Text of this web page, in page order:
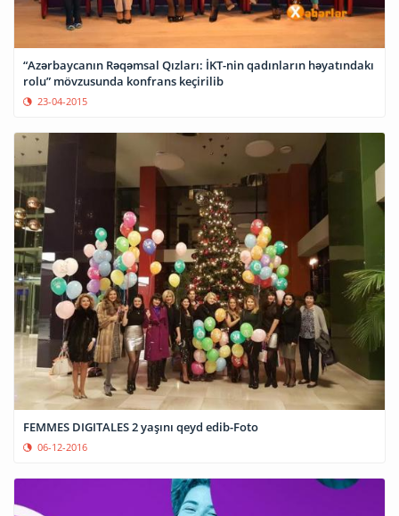
“Azərbaycanın Rəqəmsal Qızları: İKT-nin qadınların həyatındakı
rolu” mövzusunda konfrans keçirilib
23-04-2015
FEMMES DIGITALES 2 yaşını qeyd edib-Foto
06-12-2016